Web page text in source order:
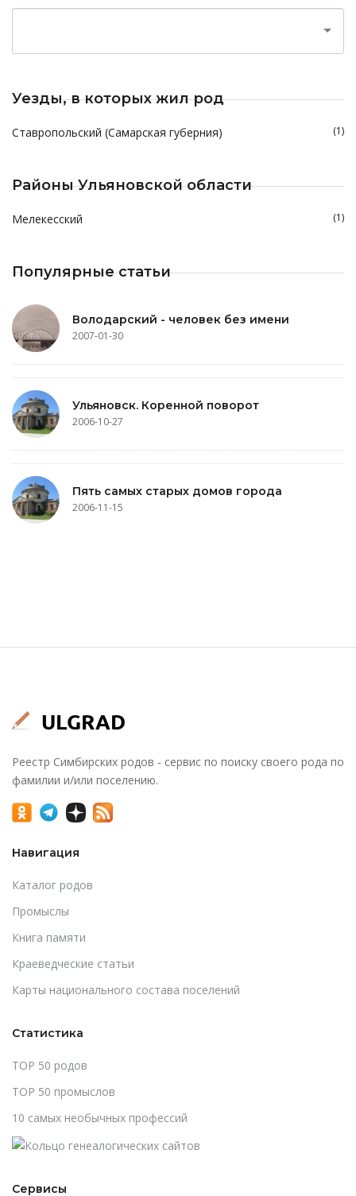
Уезды, в которых жил род
Ставропольский (Самарская губерния) (1)
Районы Ульяновской области
Мелекесский (1)
Популярные статьи
Володарский - человек без имени
2007-01-30
Ульяновск. Коренной поворот
2006-10-27
Пять самых старых домов города
2006-11-15
Реестр Симбирских родов - сервис по поиску своего рода по
фамилии и/или поселению.
Навигация
Каталог родов
Промыслы
Книга памяти
Краеведческие статьи
Карты национального состава поселений
Статистика
TOP 50 родов
TOP 50 промыслов
10 самых необычных профессий
Сервисы